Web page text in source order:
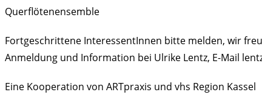
Querflötenensemble
Fortgeschrittene InteressentInnen bitte melden, wir
Anmeldung und Information bei Ulrike Lentz, E-Mail
Eine Kooperation von ARTpraxis und vhs Region Kassel